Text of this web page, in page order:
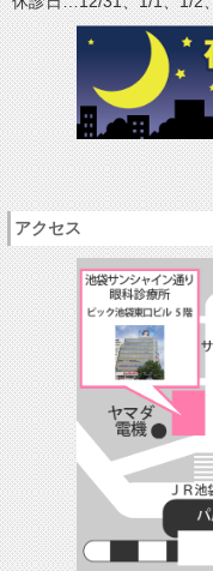
アクセス